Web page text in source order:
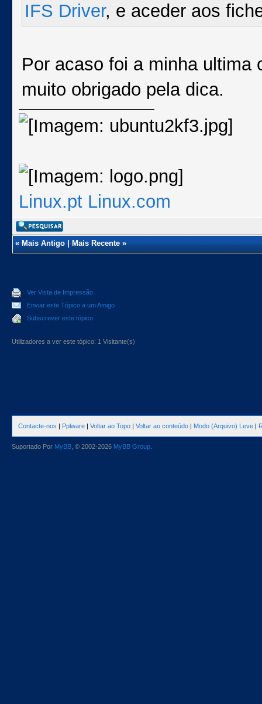
IFS Driver, e aceder aos
Por acaso foi a minha ultima
muito obrigado pela dica.
Linux.pt Linux.com
«Mais Antigo|Mais Recente»
Ver Vista de Impressão
Enviar este Tópico a um Amigo
Subscrever este tópico
Utilizadores a ver este tópico: 1 Visitante(s)
Contacte-nos | Pplware | Voltar ao Topo | Voltar ao conteúdo | Modo (Arquivo) Leve |
Suportado Por MyBB , © 2002-2026 MyBB Group